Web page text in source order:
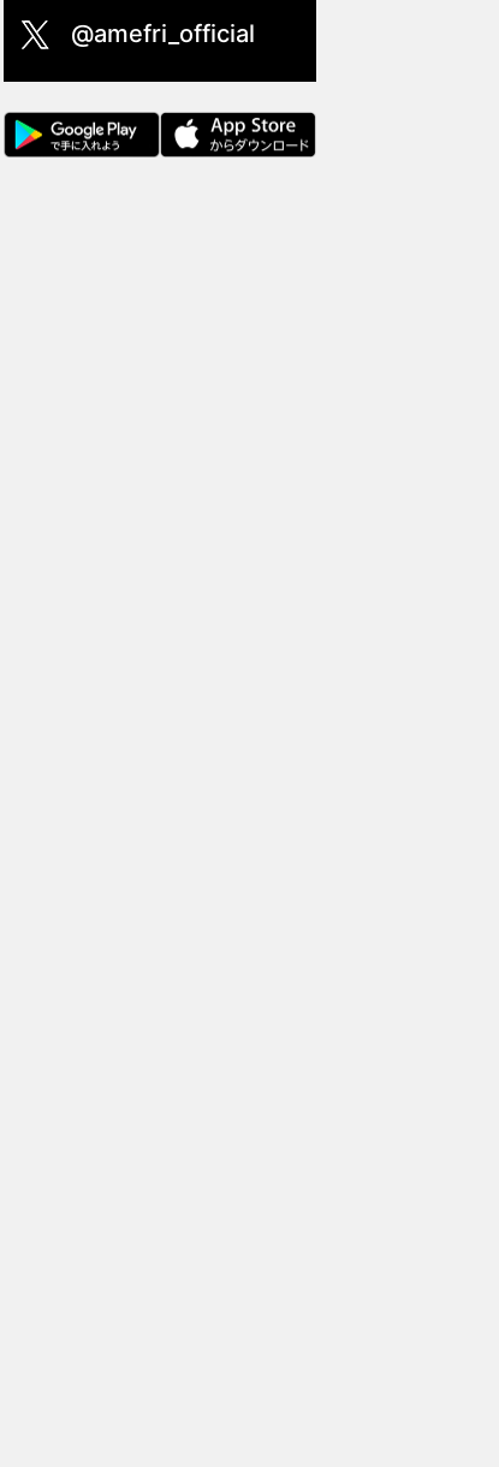
@amefri_official